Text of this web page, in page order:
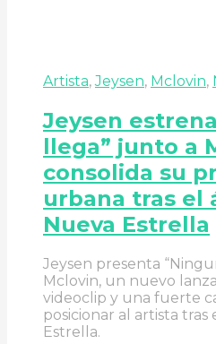
Artista,Jeysen, Mclovin,
Jeysen
llega” junto a
consolida su
urbana tras el
Nueva Estrella
Jeysen presenta
Mclovin, un nuevo
videoclip y una fuerte
posicionar al artista
Estrella.